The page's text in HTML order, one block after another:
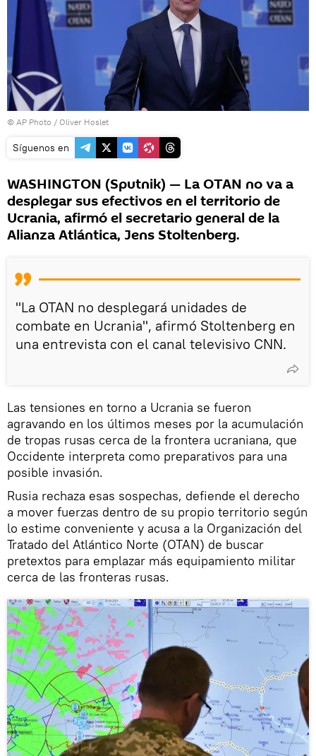
© AP Photo / Oliver Hoslet
Síguenos en
WASHINGTON (Sputnik) — La OTAN no va a
desplegar sus efectivos en el territorio de
Ucrania, afirmó el secretario general de la
Alianza Atlántica, Jens Stoltenberg.
"La OTAN no desplegará unidades de
combate en Ucrania", afirmó Stoltenberg en
una entrevista con el canal televisivo CNN.
Las tensiones en torno a Ucrania se fueron
agravando en los últimos meses por la acumulación
de tropas rusas cerca de la frontera ucraniana, que
Occidente interpreta como preparativos para una
posible invasión.
Rusia rechaza esas sospechas, defiende el derecho
a mover fuerzas dentro de su propio territorio según
lo estime conveniente y acusa a la Organización del
Tratado del Atlántico Norte (OTAN) de buscar
pretextos para emplazar más equipamiento militar
cerca de las fronteras rusas.